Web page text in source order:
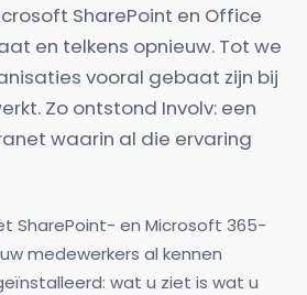
SharePoint en Office
en telkens opnieuw. Tot we
vooral gebaat zijn bij
Zo ontstond Involv: een
waarin al die ervaring
SharePoint- en Microsoft 365-
medewerkers al kennen
wat u ziet is wat u